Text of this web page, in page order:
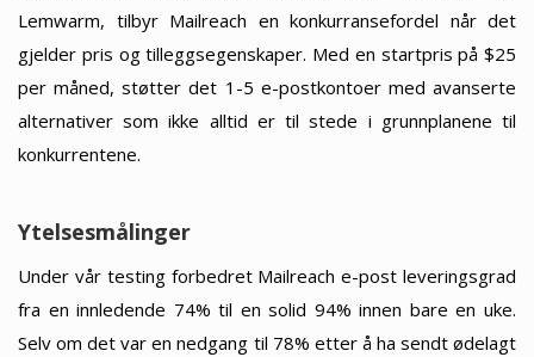
Lemwarm, tilbyr Mailreach en konkurransefordel når det
gjelder pris og tilleggsegenskaper. Med en startpris på $25
per måned, støtter det 1-5 e-postkontoer med avanserte
alternativer som ikke alltid er til stede i grunnplanene til
konkurrentene.
Ytelsesmålinger
Under vår testing forbedret Mailreach e-post leveringsgrad
fra en innledende 74% til en solid 94% innen bare en uke.
Selv om det var en nedgang til 78% etter å ha sendt ødelagt